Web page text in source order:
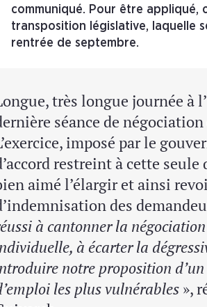
communiqué. Pour être appliqué,
transposition législative, laquelle
rentrée de septembre.
très longue journée à
séance de
imposé par le
restreint à cette
aimé l’élargir et ainsi
des
à cantonner la
à écarter la
notre proposition
les plus vulnérables »,